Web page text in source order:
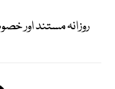
روزانہ مستند اور